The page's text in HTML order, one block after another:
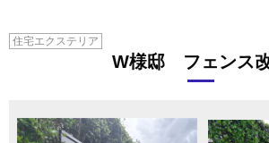
住宅エクステリア
W様邸 フェンス